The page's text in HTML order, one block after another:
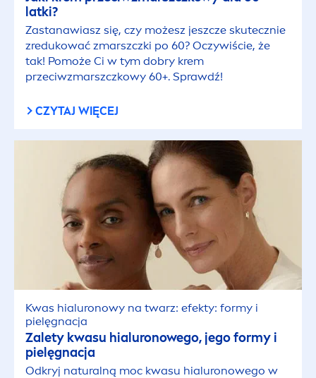
latki?
Zastanawiasz się, czy możesz jeszcze skutecznie
zredukować zmarszczki po 60? Oczywiście, że
tak! Pomoże Ci w tym dobry krem
przeciwzmarszczkowy 60+. Sprawdź!
CZYTAJ WIĘCEJ
Kwas hialuronowy na twarz: efekty: formy i
pielęgnacja
Zalety kwasu hialuronowego, jego formy i
pielęgnacja
Odkryj naturalną moc kwasu hialuronowego w